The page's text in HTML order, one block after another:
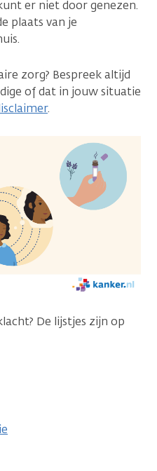
er niet door genezen.
plaats van je
zorg? Bespreek altijd
of dat in jouw situatie
.
De lijstjes zijn op